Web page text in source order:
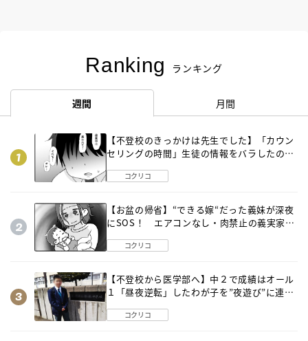
Ranking ランキング
週間 月間
【不登校のきっかけは先生でした】「カウン
セリングの時間」生徒の情報をバラしたの
コクリコ
【お盆の帰省】“できる嫁“だった義妹が深夜
にSOS！ エアコンなし・肉禁止の義実家ル
コクリコ
【不登校から医学部へ】中２で成績はオール
１「昼夜逆転」したわが子を”夜遊び”に連れ
コクリコ